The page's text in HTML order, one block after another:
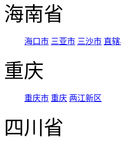
海南省
海口市 三亚市 三沙市 直
重庆
重庆市 重庆 两江新区
四川省